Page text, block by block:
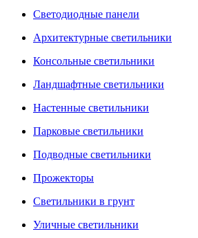
Светодиодные панели
Архитектурные светильники
Консольные светильники
Ландшафтные светильники
Настенные светильники
Парковые светильники
Подводные светильники
Прожекторы
Светильники в грунт
Уличные светильники